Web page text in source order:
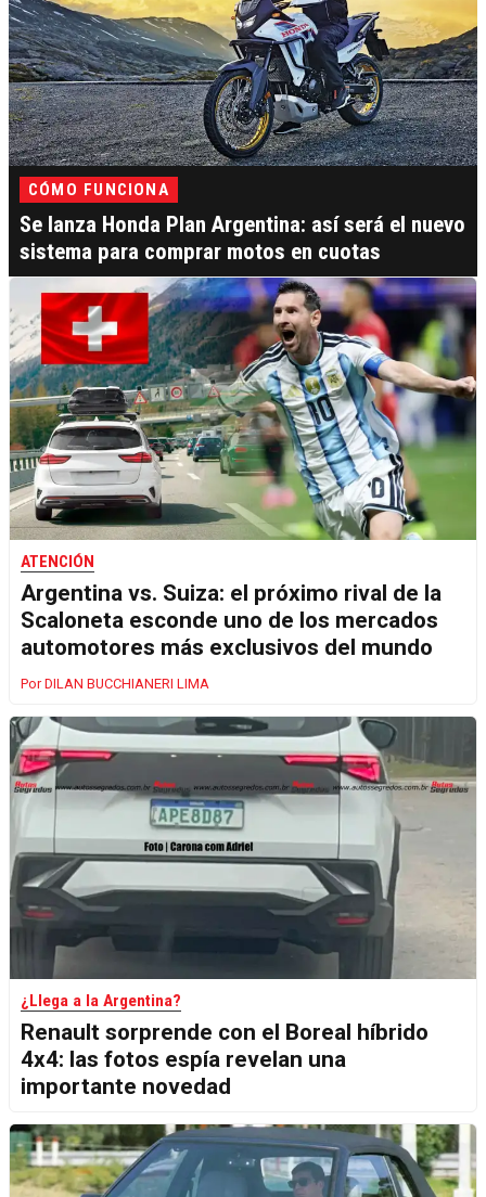
CÓMO FUNCIONA
Se lanza Honda Plan Argentina: así será el nuevo
sistema para comprar motos en cuotas
ATENCIÓN
Argentina vs. Suiza: el próximo rival de la
Scaloneta esconde uno de los mercados
automotores más exclusivos del mundo
DILAN BUCCHIANERI LIMA
¿Llega a la Argentina?
Renault sorprende con el Boreal híbrido
4x4: las fotos espía revelan una
importante novedad